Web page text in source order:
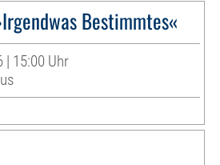
Bestimmtes«
| 15:00 Uhr